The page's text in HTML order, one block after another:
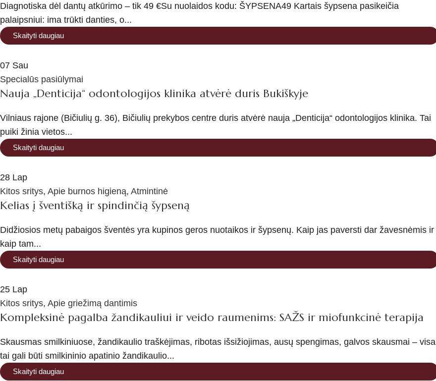
Diagnotiska dėl dantų atkūrimo – tik 49 €Su nuolaidos kodu: ŠYPSENA49 Kartais šypsena pasikeičia
palaipsniui: ima trūkti danties, o...
Skaityti daugiau
07 Sau
Specialūs pasiūlymai
Nauja „Denticija“ odontologijos klinika atvėrė duris Bukiškyje
Vilniaus rajone (Bičiulių g. 36), Bičiulių prekybos centre duris atvėrė nauja „Denticija“ odontologijos klinika. Tai
puiki žinia vietos...
Skaityti daugiau
28 Lap
Kitos sritys, Apie burnos higieną, Atmintinė
Kelias į šventišką ir spindinčią šypseną
Didžiosios metų pabaigos šventės yra kupinos geros nuotaikos ir šypsenų. Kaip jas paversti dar žavesnėmis ir
kaip tam...
Skaityti daugiau
25 Lap
Kitos sritys, Apie griežimą dantimis
Kompleksinė pagalba žandikauliui ir veido raumenims: SAŽS ir miofunkcinė terapija
Skausmas smilkiniuose, žandikaulio traškėjimas, ribotas išsižiojimas, ausų spengimas, galvos skausmai – visa
tai gali būti smilkininio apatinio žandikaulio...
Skaityti daugiau